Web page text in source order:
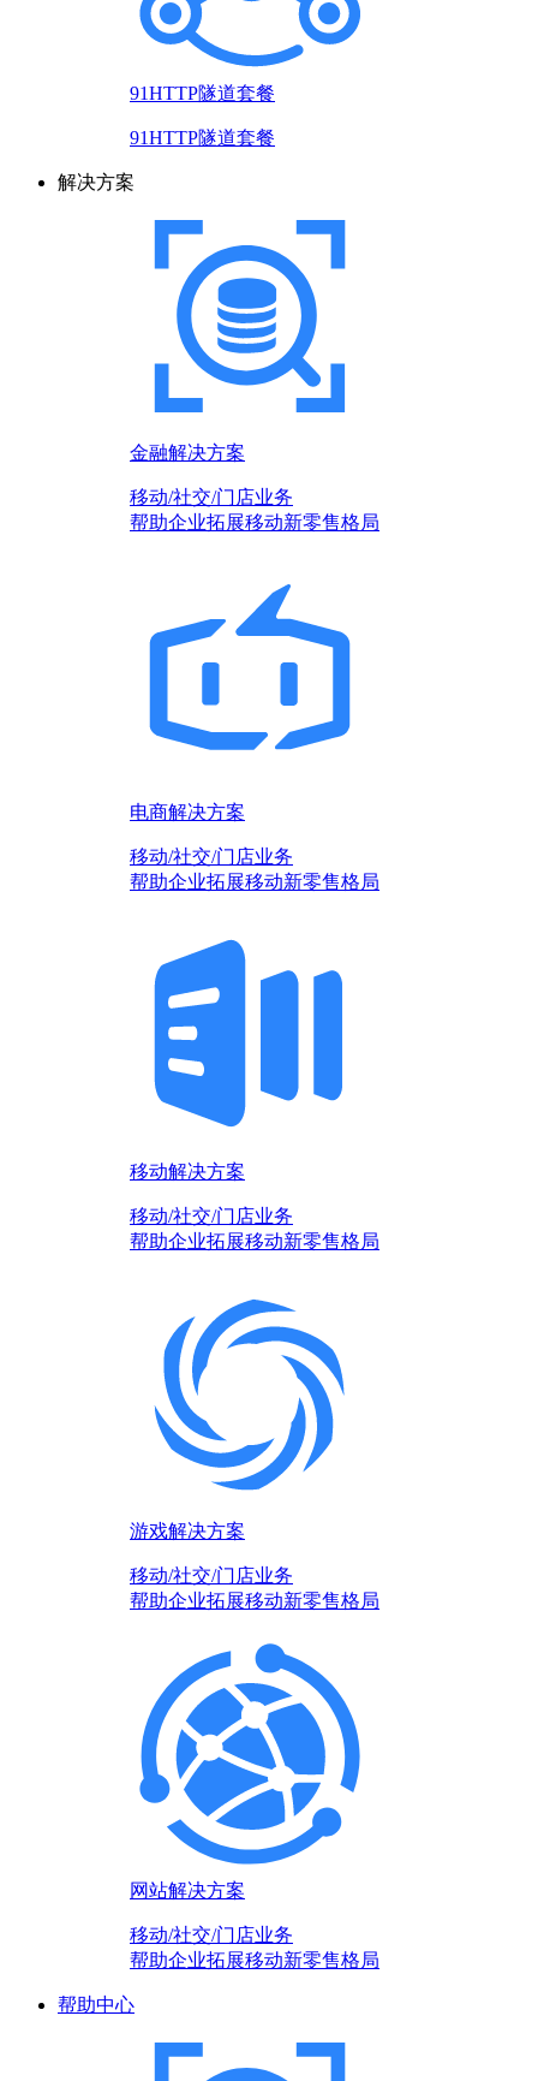
91HTTP隧道套餐
91HTTP隧道套餐
解决方案
金融解决方案
移动/社交/门店业务
帮助企业拓展移动新零售格局
电商解决方案
移动/社交/门店业务
帮助企业拓展移动新零售格局
移动解决方案
移动/社交/门店业务
帮助企业拓展移动新零售格局
游戏解决方案
移动/社交/门店业务
帮助企业拓展移动新零售格局
网站解决方案
移动/社交/门店业务
帮助企业拓展移动新零售格局
帮助中心